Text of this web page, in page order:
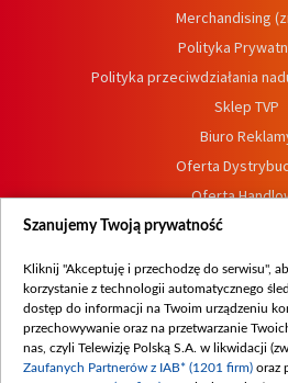
Merchandising
Polityka
Polityka przeciwdziałania
Sklep TVP
Biuro
Oferta
Oferta
Dostępność
Procedura zgłoszeń
Szanujemy Twoją prywatność
Kliknij "Akceptuję i przechodzę do serwisu",
korzystanie z technologii automatycznego
dostęp do informacji na Twoim urządzeniu
przechowywanie oraz na przetwarzanie
nas, czyli Telewizję Polską S.A. w likwidacji
Zaufanych Partnerów z IAB* (1201 firm) oraz